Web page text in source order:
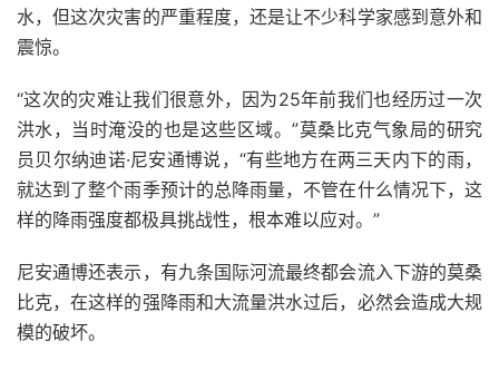
水，但这次灾害的严重程度，还是让不少科学家感到意外和
震惊。
“这次的灾难让我们很意外，因为25年前我们也经历过一次
洪水，当时淹没的也是这些区域。”莫桑比克气象局的研究
员贝尔纳迪诺·尼安通博说，“有些地方在两三天内下的雨，
就达到了整个雨季预计的总降雨量，不管在什么情况下，这
样的降雨强度都极具挑战性，根本难以应对。”
尼安通博还表示，有九条国际河流最终都会流入下游的莫桑
比克，在这样的强降雨和大流量洪水过后，必然会造成大规
模的破坏。